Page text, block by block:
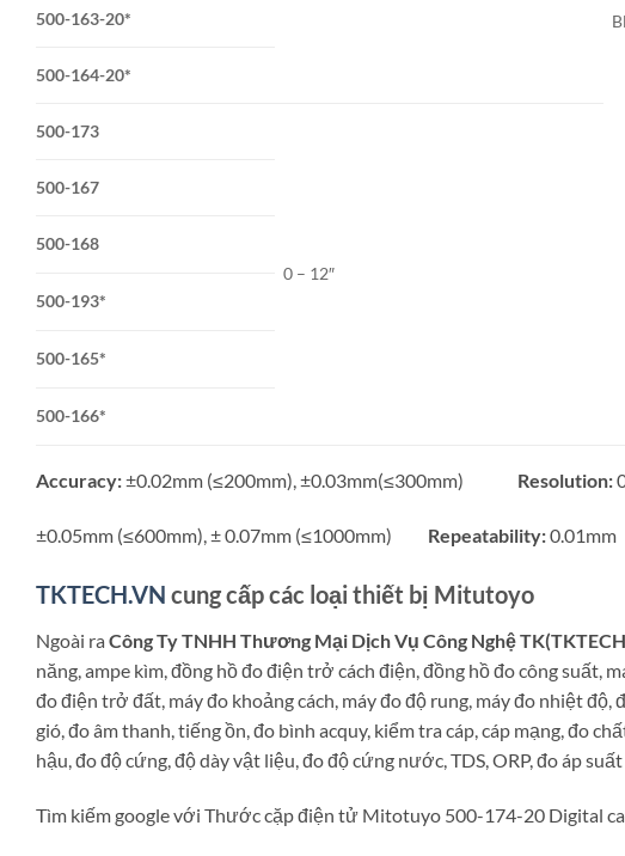
500-163-20*
500-164-20*
500-173
0 – 12″
500-167
500-168
500-193*
500-165*
500-166*
Accuracy:±0.02mm (≤200mm), ±0.03mm(≤300mm) Resolution:
±0.05mm (≤600mm), ± 0.07mm (≤1000mm) Repeatability:0.01mm
TKTECH.VN cung cấp các loại thiết bị Mitutoyo
Ngoài ra Công Ty TNHH Thương Mại Dịch Vụ Công Nghệ
năng, ampe kìm, đồng hồ đo điện trở cách điện, đồng hồ đo công suất,
đo điện trở đất, máy đo khoảng cách, máy đo độ rung, máy đo nhiệt
gió, đo âm thanh, tiếng ồn, đo bình acquy, kiểm tra cáp, cáp mạng, đo
hậu, đo độ cứng, độ dày vật liệu, đo độ cứng nước, TDS, ORP, đo áp
Tìm kiếm google với Thước cặp điện tử Mitotuyo 500-174-20 Digital